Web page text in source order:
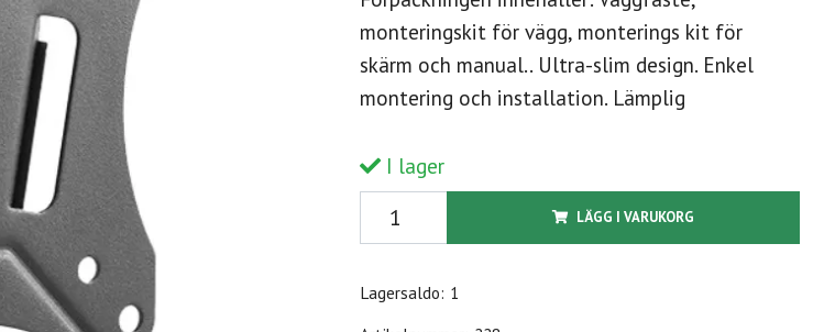
monteringskit för vägg, monterings kit för
skärm och manual.. Ultra-slim design. Enkel
montering och installation. Lämplig
I lager
LÄGG I VARUKORG
Lagersaldo: 1